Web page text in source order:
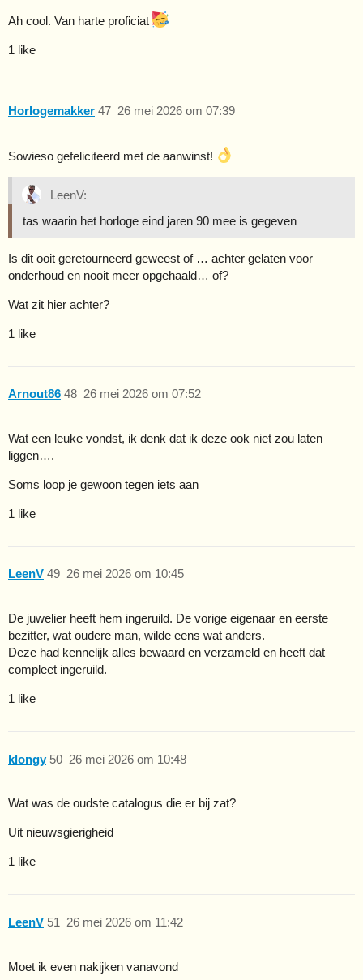
Ah cool. Van harte proficiat
1 like
Horlogemakker 26 mei 2026 om 07:39
47
Sowieso gefeliciteerd met de aanwinst!
LeenV:
tas waarin het horloge eind jaren 90 mee is gegeven
Is dit ooit geretourneerd geweest of … achter gelaten voor
onderhoud en nooit meer opgehaald… of?
Wat zit hier achter?
1 like
Arnout86 26 mei 2026 om 07:52
48
Wat een leuke vondst, ik denk dat ik deze ook niet zou laten
liggen….
Soms loop je gewoon tegen iets aan
1 like
LeenV 26 mei 2026 om 10:45
49
De juwelier heeft hem ingeruild. De vorige eigenaar en eerste
bezitter, wat oudere man, wilde eens wat anders.
Deze had kennelijk alles bewaard en verzameld en heeft dat
compleet ingeruild.
1 like
klongy 26 mei 2026 om 10:48
50
Wat was de oudste catalogus die er bij zat?
Uit nieuwsgierigheid
1 like
LeenV 26 mei 2026 om 11:42
51
Moet ik even nakijken vanavond